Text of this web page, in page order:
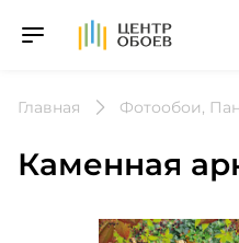
На Главную
Главная Фотообои,
Каменная